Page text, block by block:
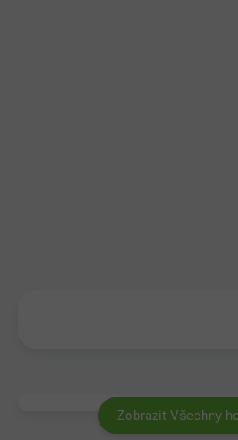
Zobrazit Všechny